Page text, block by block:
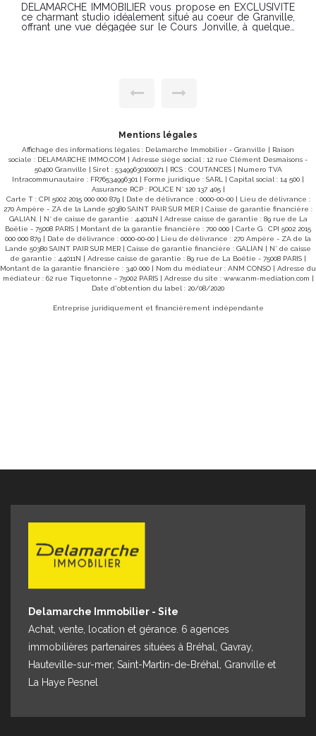
DELAMARCHE Immobilier vous propose cet appartement
en duplex situé au coeur de Granville, à seulement 2
minutes à pied de la plage et des commerces. Ce bien de
chambre avec de nombreux placards de rangement, Une
toutes les commodités. Caractéristiques principales Surface
habitable : environ 30 m² Nombre de pièces : 2 (1 chambre)
Type : Duplex Chauffage : individuel électrique État intérieur
: bon état Distance plage : 2 minutes à pied À propos de la
copropriété Copropriété composée de 3 copropriétaires
Pas de syndic Pas de charges de copropriété Prix de vente
: 128000€ Honoraires à la charge du vendeur Classe
énergie : D (256) Classe climat : B (9) Montant estimé des
dépenses annuelles d'énergie pour un usage standard :
entre 770 € et 1090 € / an. Prix moyens des énergies
indexés sur les années 2021, 2022 et 2023 (abonnements
compris) Informations légales Bien soumis au régime de la
copropriété. Pas de procédure judiciaire en cours. Les
informations sur les risques auxquels ce bien est exposé
sont disponibles sur le site : www.georisques.gouv.fr
Contact Réf. : 10344HN Hugo NOEL 07 85 96 89 96 Agence
DELAMARCHE IMMOBILIER 12 rue Clément Desmaisons,
50400 Granville
Mentions légales
Affichage des informations légales : Delamarche Immobilier - Granville | Raison
sociale : DELAMARCHE IMMO.COM | Adresse siège social : 12 rue Clément Desmaisons -
50400 Granville | Siret : 53499630100071 | RCS : COUTANCES | Numero TVA
Intracommunautaire : FR76534996301 | Forme juridique : SARL | Capital social : 14 500 |
Assurance RCP : POLICE N° 120 137 405 |
Carte T : CPI 5002 2015 000 000 879 | Date de délivrance : 0000-00-00 | Lieu de délivrance :
270 Ampère - ZA de la Lande 50380 SAINT PAIR SUR MER | Caisse de garantie financière :
GALIAN. | N° de caisse de garantie : 44011N | Adresse caisse de garantie : 89 rue de La
Boëtie - 75008 PARIS | Montant de la garantie financière : 700 000 | Carte G : CPI 5002 2015
000 000 879 | Date de délivrance : 0000-00-00 | Lieu de délivrance : 270 Ampère - ZA de la
Lande 50380 SAINT PAIR SUR MER | Caisse de garantie financière : GALIAN | N° de caisse
de garantie : 44011N | Adresse caisse de garantie : 89 rue de La Boëtie - 75008 PARIS |
Montant de la garantie financière : 340 000 | Nom du médiateur : ANM CONSO | Adresse du
médiateur : 62 rue Tiquetonne - 75002 PARIS | Adresse du site : www.anm-mediation.com |
Date d'obtention du label : 20/08/2020
Entreprise juridiquement et financièrement indépendante
Delamarche Immobilier - Site
Achat, vente, location et gérance. 6 agences
immobilières partenaires situées à Bréhal, Gavray,
Hauteville-sur-mer, Saint-Martin-de-Bréhal, Granville et
La Haye Pesnel